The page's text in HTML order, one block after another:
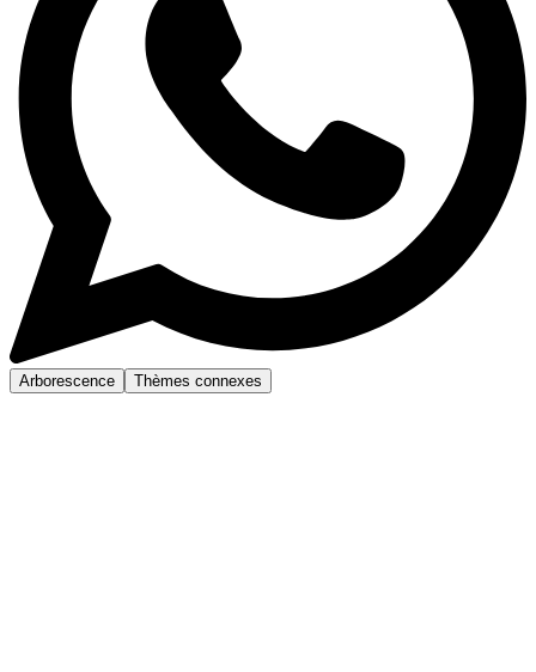
Arborescence Thèmes connexes